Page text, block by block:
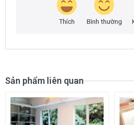
Thích Bình thường
Sản phẩm liên quan